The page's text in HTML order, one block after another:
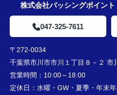
株式会社パッシングポイン
047-325-7611
〒272-0034
千葉県市川市市川１丁目８－２ 市
営業時間： 10:00～18:00
定休日： 水曜・GW・夏季・年末